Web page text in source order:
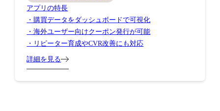
アプリの特長
・購買データをダッシュボードで可視化
・海外ユーザー向けクーポン発行が可能
・リピーター育成やCVR改善にも対応
詳細を見る